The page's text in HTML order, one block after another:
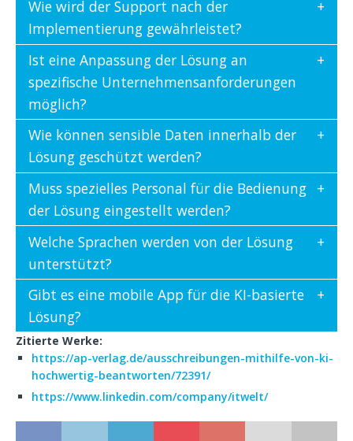
Wie wird der Support nach der
Implementierung gewährleistet?
Ist eine Anpassung der Lösung an
spezifische Unternehmensanforderungen
möglich?
Wie können sensible Daten innerhalb der
Lösung geschützt werden?
Muss spezielles Personal für die Bedienung
der Lösung eingestellt werden?
Welche Sprachen werden von der Lösung
unterstützt?
Gibt es eine mobile App für die KI-basierte
Lösung?
Zitierte Werke:
https://ap-verlag.de/ausschreibungen-mithilfe-von-ki-
hochwertig-beantworten/72391/
https://www.linkedin.com/company/itwelt/